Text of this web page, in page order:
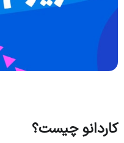
کاردانو چیست؟